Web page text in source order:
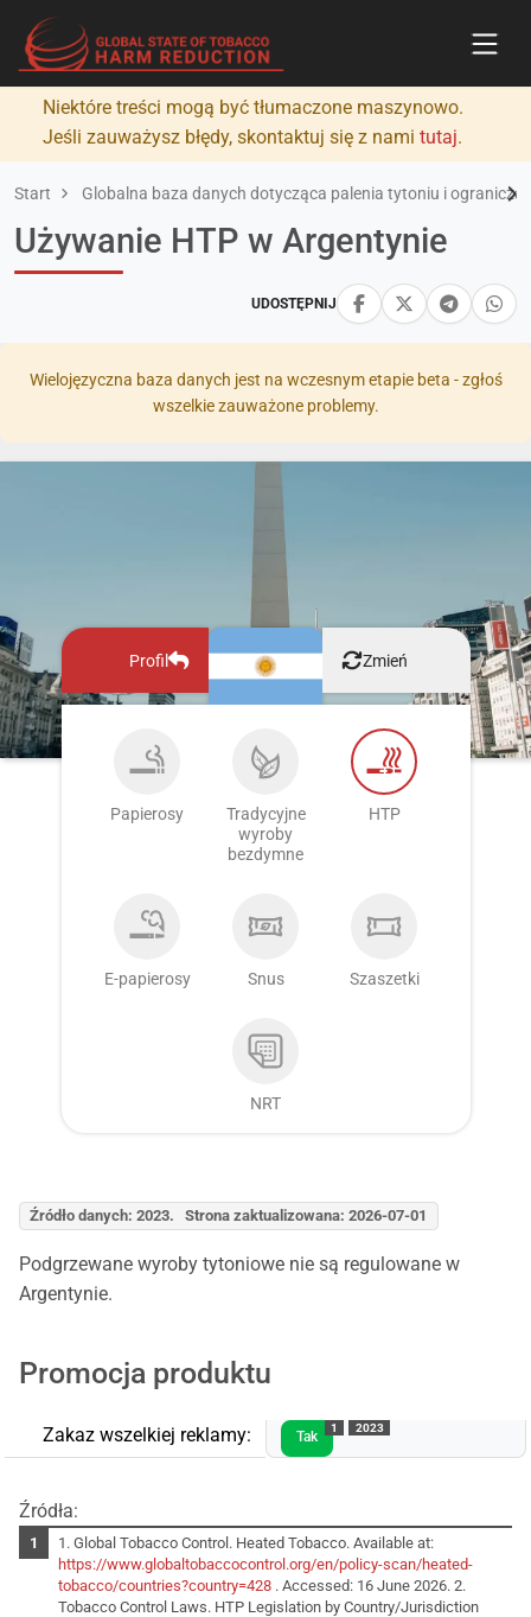
Niektóre treści mogą być tłumaczone maszynowo.
Jeśli zauważysz błędy, skontaktuj się z nami tutaj.
Start Globalna baza danych dotycząca palenia tytoniu i
UDOSTĘPNIJ
Używanie HTP w Argentynie
Wielojęzyczna baza danych jest na wczesnym etapie beta - zgłoś
wszelkie zauważone problemy.
Profil Zmień
Papierosy
Tradycyjne
wyroby
bezdymne
HTP
E-papierosy Snus Szaszetki
NRT
Źródło danych: 2023. Strona zaktualizowana: 2026-07-01
Podgrzewane wyroby tytoniowe nie są regulowane w
Argentynie.
Promocja produktu
Zakaz wszelkiej reklamy: Tak
1 2023
Źródła:
1. Global Tobacco Control. Heated Tobacco. Available at:
https://www.globaltobaccocontrol.org/en/policy-scan/heated-
tobacco/countries?country=428 . Accessed: 16 June 2026. 2.
Tobacco Control Laws. HTP Legislation by Country/Jurisdiction